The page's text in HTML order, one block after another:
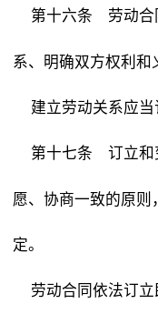
第十六条 劳动合
系、明确双方权利和
建立劳动关系应当
第十七条 订立和
愿、协商一致的原
定。
劳动合同依法订立